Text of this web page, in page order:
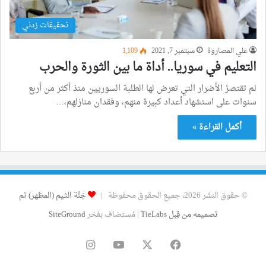
تحقيقات زدني
علي المصاروة سبتمبر 7, 2021 1٬109
التعليم في سوريا.. أداة ما بين الثورة والحرب
لم تقتصرْ الأضرار التي تعرض لها الطلبة السوريين منذ أكثر من أربع
سنوات على استشهاد أعداد كبيرة منهم، وفقدان منازلهم،…
أكمل القراءة »
© حقوق النشر 2026، جميع الحقوق محفوظة |
جَنَّة الثيم (المظهر) تم
تصميمه من قِبل TieLabs
| مُستضاف بفخرSiteGround
فيسبوك ‫YouTube